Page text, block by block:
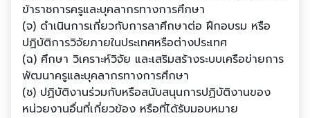
ข้าราชการครูและบุคลากรทางการศึกษา
(จ) ดําเนินการเกี่ยวกับการลาศึกษาต่อ ฝึกอบรม หรือ
ปฏิบัติการวิจัยภายในประเทศหรือต่างประเทศ
(ฉ) ศึกษา วิเคราะห์วิจัย และเสริมสร้างระบบเครือข่ายการ
พัฒนาครูและบุคลากรทางการศึกษา
(ช) ปฏิบัติงานร่วมกับหรือสนับสนุนการปฏิบัติงานของ
หน่วยงานอื่นที่เกี่ยวข้อง หรือที่ได้รับมอบหมาย